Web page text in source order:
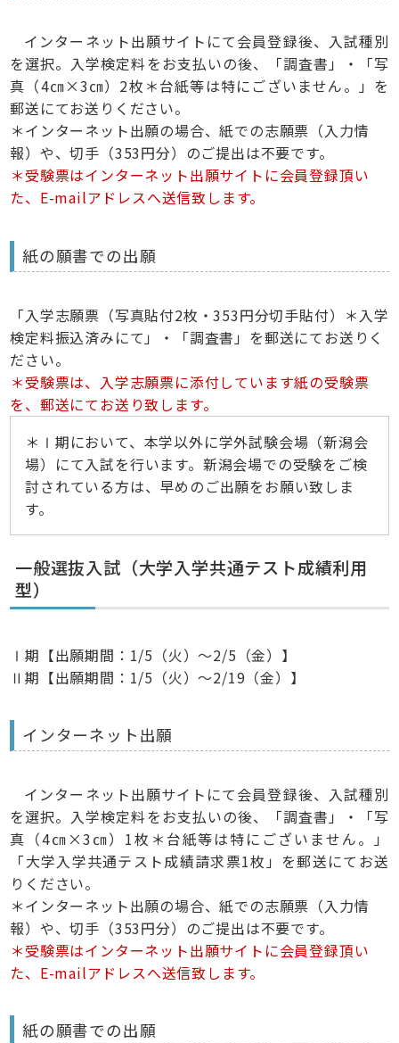
インターネット出願サイトにて会員登録後、入試種別
を選択。入学検定料をお支払いの後、「調査書」・「写
真（4㎝×3㎝）2枚＊台紙等は特にございません。」を
郵送にてお送りください。
＊インターネット出願の場合、紙での志願票（入力情
報）や、切手（353円分）のご提出は不要です。
＊受験票はインターネット出願サイトに会員登録頂い
た、E-mailアドレスへ送信致します。
紙の願書での出願
「入学志願票（写真貼付2枚・353円分切手貼付）＊入学
検定料振込済みにて」・「調査書」を郵送にてお送りく
ださい。
＊受験票は、入学志願票に添付しています紙の受験票
を、郵送にてお送り致します。
＊Ⅰ期において、本学以外に学外試験会場（新潟会
場）にて入試を行います。新潟会場での受験をご検
討されている方は、早めのご出願をお願い致しま
す。
一般選抜入試（大学入学共通テスト成績利用
型）
Ⅰ期【出願期間：1/5（火）～2/5（金）】
Ⅱ期【出願期間：1/5（火）～2/19（金）】
インターネット出願
インターネット出願サイトにて会員登録後、入試種別
を選択。入学検定料をお支払いの後、「調査書」・「写
真（4㎝×3㎝）1枚＊台紙等は特にございません。」
「大学入学共通テスト成績請求票1枚」を郵送にてお送
りください。
＊インターネット出願の場合、紙での志願票（入力情
報）や、切手（353円分）のご提出は不要です。
＊受験票はインターネット出願サイトに会員登録頂い
た、E-mailアドレスへ送信致します。
紙の願書での出願